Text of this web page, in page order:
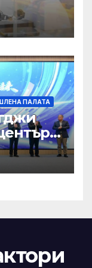
ПАЛАТА